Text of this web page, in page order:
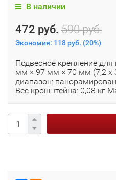
В наличии
472 руб. 590 руб.
Экономия: 118 руб. (20%)
Подвесное крепление
мм × 97 мм × 70 мм (7,2 x
диапазон:
Вес кронштейна: 0,08 кг